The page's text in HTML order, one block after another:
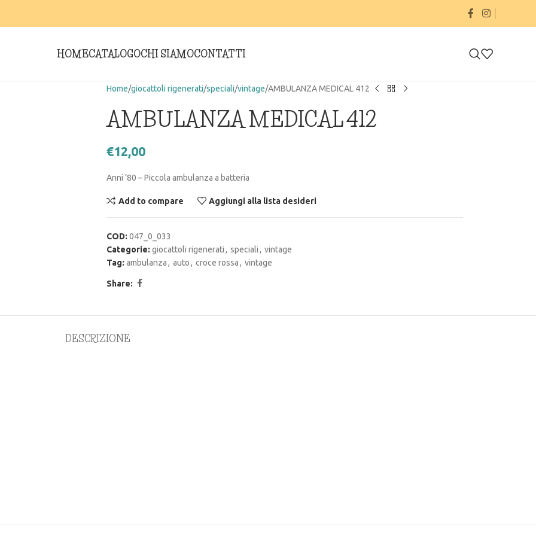
HOMECATALOGOCHI SIAMOCONTATTI
Home giocattoli rigenerati speciali vintage AMBULANZA MEDICAL 412
AMBULANZA MEDICAL 412
€12,00
Anni ’80 – Piccola ambulanza a batteria
Add to compare Aggiungi alla lista desideri
COD: 047_0_033
Categorie: giocattoli rigenerati, speciali, vintage
Tag: ambulanza, auto, croce rossa, vintage
Share:
DESCRIZIONE